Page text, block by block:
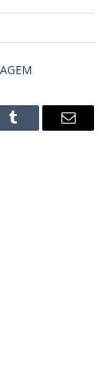
Tumblr
E-